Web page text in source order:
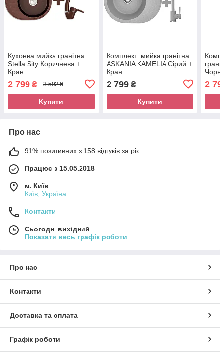
Кухонна мийка гранітна
Stella Sity Коричнева +
Кран
2 799 ₴ 3 592 ₴
Купити
Комплект: мийка гранітна
ASKANIA KAMELIA Сірий +
Кран
2 799₴
Купити
2
Про нас
91% позитивних з 158 відгуків за рік
Працює з 15.05.2018
м. Київ
Київ, Україна
Контакти
Сьогодні вихідний
Показати весь графік роботи
Про нас
Контакти
Доставка та оплата
Графік роботи